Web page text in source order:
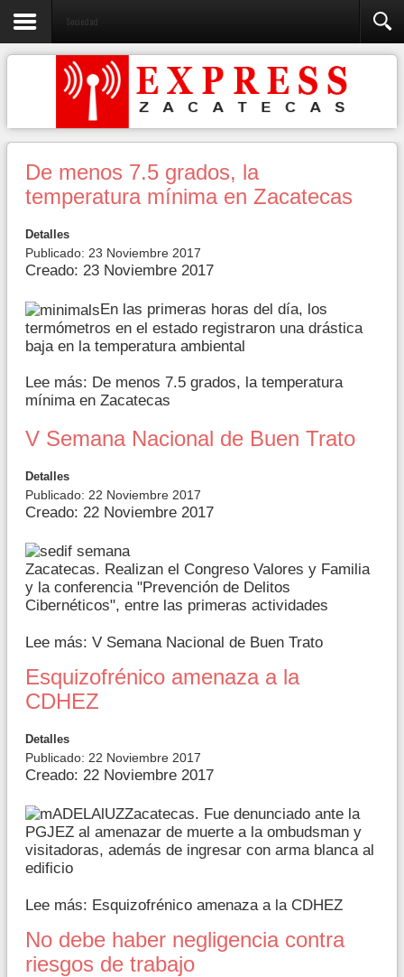
Sociedad
De menos 7.5 grados, la
temperatura mínima en Zacatecas
Detalles
Publicado: 23 Noviembre 2017
Creado: 23 Noviembre 2017
En las primeras horas del día, los
termómetros en el estado registraron una drástica
baja en la temperatura ambiental
Lee más: De menos 7.5 grados, la temperatura
mínima en Zacatecas
V Semana Nacional de Buen Trato
Detalles
Publicado: 22 Noviembre 2017
Creado: 22 Noviembre 2017
Zacatecas. Realizan el Congreso Valores y Familia
y la conferencia "Prevención de Delitos
Cibernéticos", entre las primeras actividades
Lee más: V Semana Nacional de Buen Trato
Esquizofrénico amenaza a la
CDHEZ
Detalles
Publicado: 22 Noviembre 2017
Creado: 22 Noviembre 2017
Zacatecas. Fue denunciado ante la
PGJEZ al amenazar de muerte a la ombudsman y
visitadoras, además de ingresar con arma blanca al
edificio
Lee más: Esquizofrénico amenaza a la CDHEZ
No debe haber negligencia contra
riesgos de trabajo